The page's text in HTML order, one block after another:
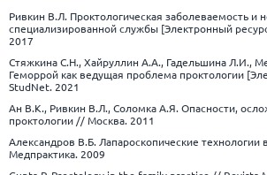
Ривкин В.Л. Проктологическая заболеваемость и
специализированной службы [Электронный
2017
Стяжкина С.Н., Хайруллин А.А., Гадельшина Л.И.,
Геморрой как ведущая проблема проктологии
StudNet. 2021
Ан В.К., Ривкин В.Л., Соломка А.Я. Опасности,
проктологии // Москва. 2011
Александров В.Б. Лапароскопические технологии
Медпрактика. 2009